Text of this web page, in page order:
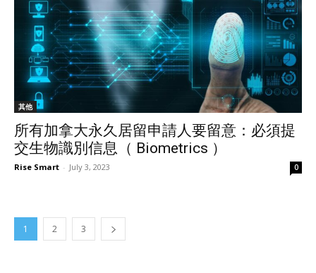
其他
所有加拿大永久居留申請人要留意：必須提
交生物識別信息（ Biometrics ）
Rise Smart - July 3, 2023 0
1 2 3